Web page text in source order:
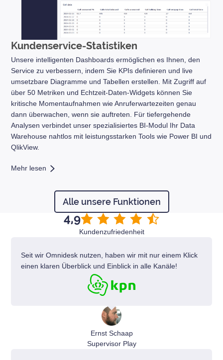
Kundenservice-Statistiken
Unsere intelligenten Dashboards ermöglichen es Ihnen, den
Service zu verbessern, indem Sie KPIs definieren und live
umsetzbare Diagramme und Tabellen erstellen. Mit Zugriff auf
über 50 Metriken und Echtzeit-Daten-Widgets können Sie
kritische Momentaufnahmen wie Anruferwartezeiten genau
dann überwachen, wenn sie auftreten. Für tiefergehende
Analysen verbindet unser spezialisiertes BI-Modul Ihr Data
Warehouse nahtlos mit leistungsstarken Tools wie Power BI und
QlikView.
Mehr lesen
Alle unsere Funktionen
4,9
Kundenzufriedenheit
Seit wir Omnidesk nutzen, haben wir mit nur einem Klick
einen klaren Überblick und Einblick in alle Kanäle!
Ernst Schaap
Supervisor Play